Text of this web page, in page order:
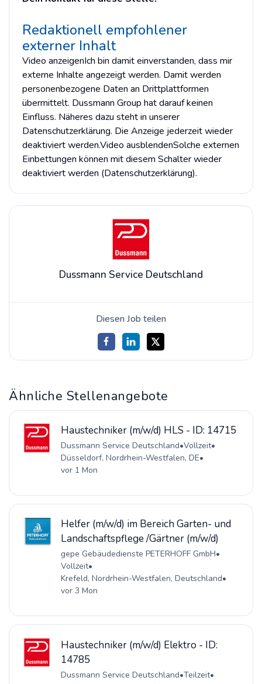
Redaktionell empfohlener
externer Inhalt
Video anzeigenIch bin damit einverstanden, dass mir
externe Inhalte angezeigt werden. Damit werden
personenbezogene Daten an Drittplattformen
übermittelt. Dussmann Group hat darauf keinen
Einfluss. Näheres dazu steht in unserer
Datenschutzerklärung. Die Anzeige jederzeit wieder
deaktiviert werden.Video ausblendenSolche externen
Einbettungen können mit diesem Schalter wieder
deaktiviert werden (Datenschutzerklärung).
Dussmann Service Deutschland
Diesen Job teilen
Ähnliche Stellenangebote
Haustechniker (m/w/d) HLS - ID: 14715
Dussmann Service Deutschland•Vollzeit•
Düsseldorf, Nordrhein-Westfalen, DE•
vor 1 Mon
Helfer (m/w/d) im Bereich Garten- und
Landschaftspflege /Gärtner (m/w/d)
gepe Gebäudedienste PETERHOFF GmbH•
Vollzeit•
Krefeld, Nordrhein-Westfalen, Deutschland•
vor 3 Mon
Haustechniker (m/w/d) Elektro - ID:
14785
Dussmann Service Deutschland•Teilzeit•